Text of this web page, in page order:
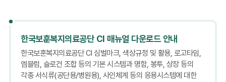
한국보훈복지의료공단 CI 매뉴얼 다운로드 안내
한국보훈복지의료공단 CI 심벌마크, 색상규정 및 활용, 로고타임,
엠블럼, 슬로건 조합 등의 기본 시스템과 명함, 봉투, 상장 등의
각종 서식류(공단용/병원용), 사인체계 등의 응용시스템에 대한